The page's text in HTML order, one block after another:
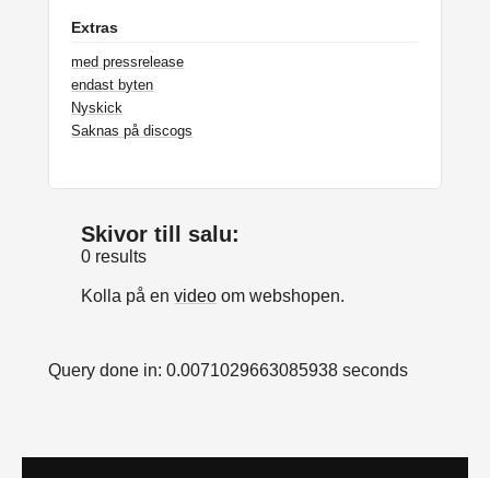
Extras
med pressrelease
endast byten
Nyskick
Saknas på discogs
Skivor till salu:
0 results
Kolla på envideo om webshopen.
Query done in: 0.0071029663085938 seconds